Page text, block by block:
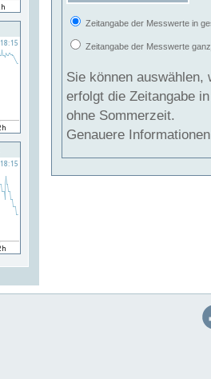
Zeitangabe der Messwerte in
Zeitangabe der Messwerte
Sie können auswählen,
erfolgt die Zeitangabe
ohne Sommerzeit.
Genauere